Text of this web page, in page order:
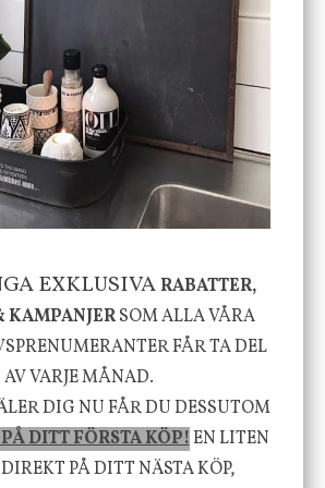
vit
Star Trading
Bordslampa Mushroom
vit, Utomhus
499 kr
KÖP
Nicolas Vahé
Serveringsfat, Ostron,
Stengods
415 kr
EXKLUSIVARABATTER,
KAMPANJERSOM ALLA VÅRA
FÅR TA DEL
AV VARJE MÅNAD.
DIG NU FÅR DU DESSUTOM
DITT FÖRSTA KÖP!EN LITEN
PÅ DITT NÄSTA KÖP,